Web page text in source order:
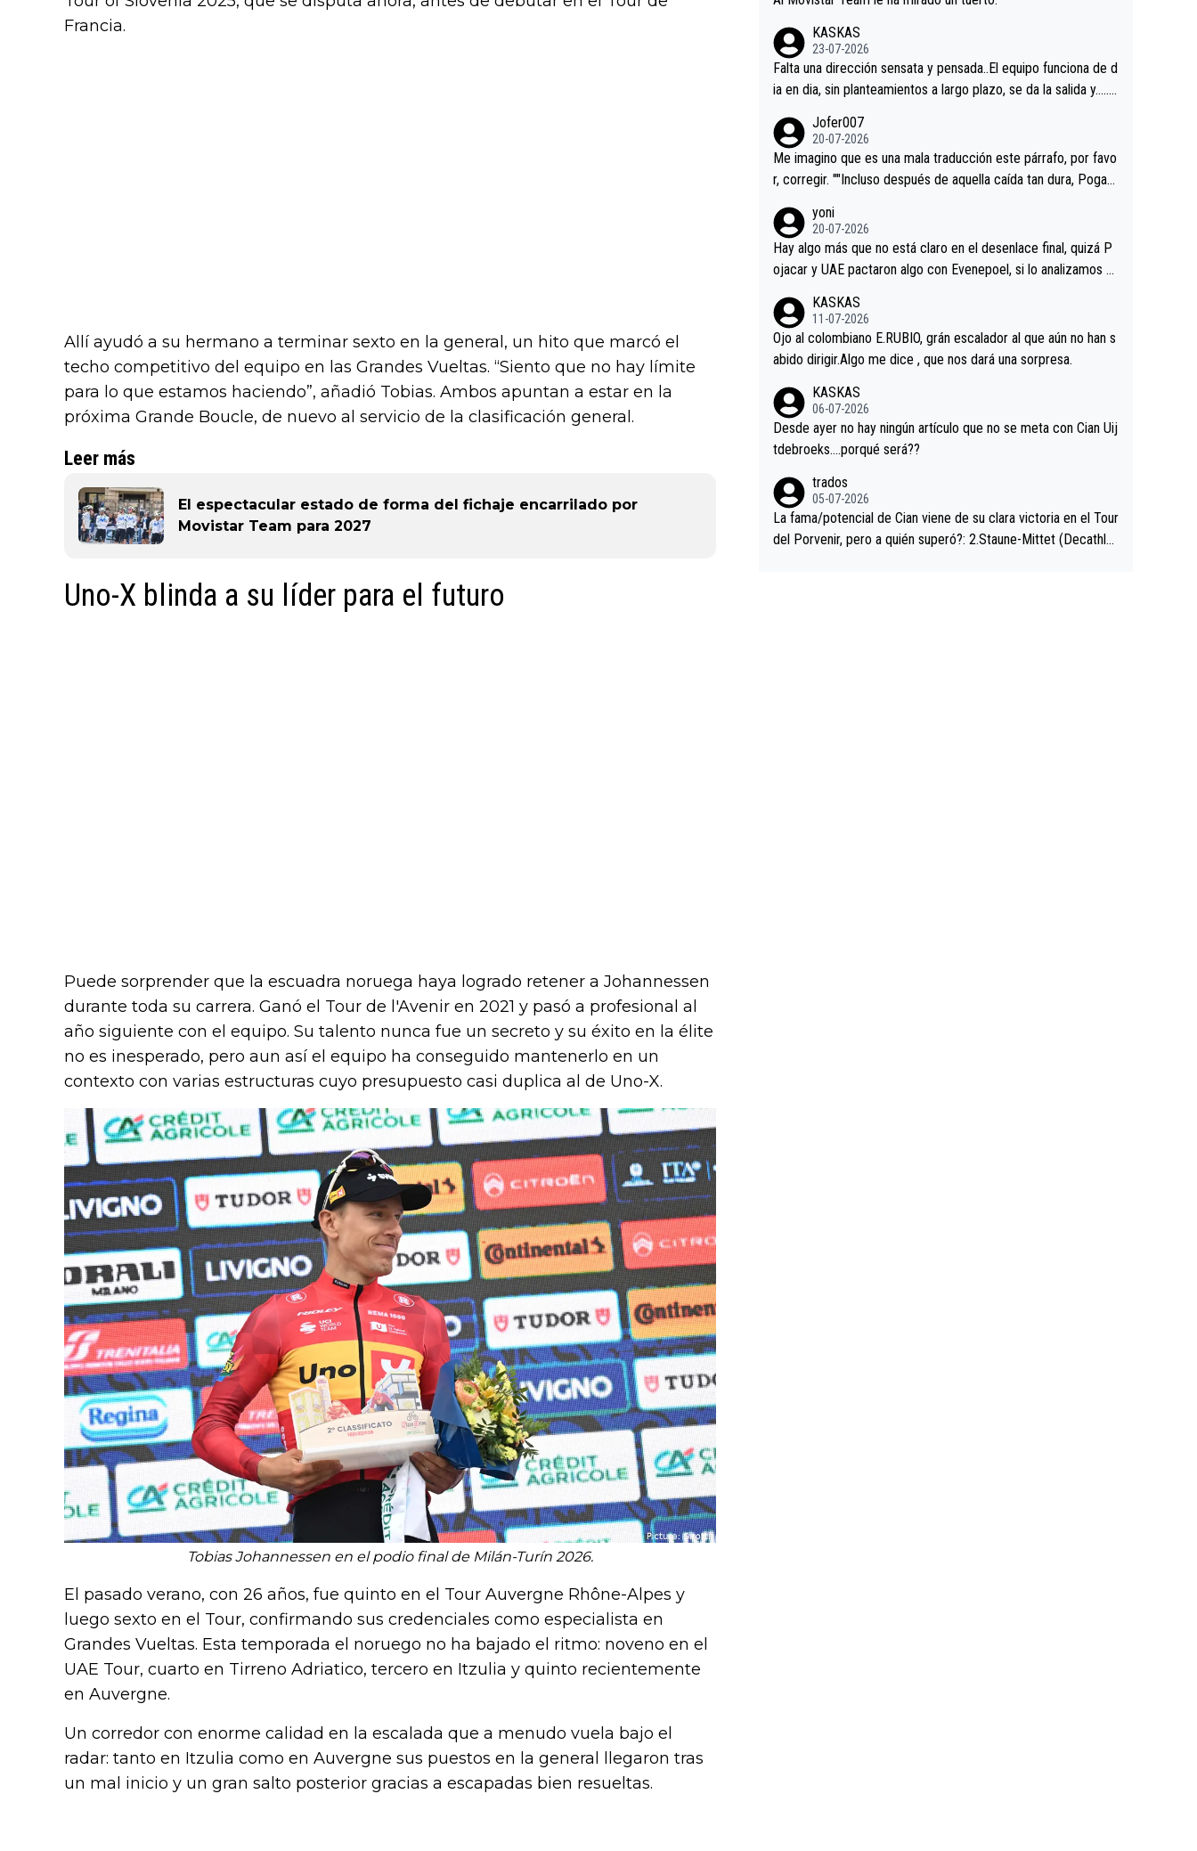
Francia.
Allí ayudó a su hermano a terminar sexto en la general, un hito que marcó el
techo competitivo del equipo en las Grandes Vueltas. “Siento que no hay límite
para lo que estamos haciendo”, añadió Tobias. Ambos apuntan a estar en la
próxima Grande Boucle, de nuevo al servicio de la clasificación general.
Leer más
El espectacular estado de forma del fichaje encarrilado por
Movistar Team para 2027
Uno-X blinda a su líder para el futuro
Puede sorprender que la escuadra noruega haya logrado retener a Johannessen
durante toda su carrera. Ganó el Tour de l'Avenir en 2021 y pasó a profesional al
año siguiente con el equipo. Su talento nunca fue un secreto y su éxito en la élite
no es inesperado, pero aun así el equipo ha conseguido mantenerlo en un
contexto con varias estructuras cuyo presupuesto casi duplica al de Uno-X.
Tobias Johannessen en el podio final de Milán-Turín 2026.
El pasado verano, con 26 años, fue quinto en el Tour Auvergne Rhône-Alpes y
luego sexto en el Tour, confirmando sus credenciales como especialista en
Grandes Vueltas. Esta temporada el noruego no ha bajado el ritmo: noveno en el
UAE Tour, cuarto en Tirreno Adriatico, tercero en Itzulia y quinto recientemente
en Auvergne.
Un corredor con enorme calidad en la escalada que a menudo vuela bajo el
radar: tanto en Itzulia como en Auvergne sus puestos en la general llegaron tras
un mal inicio y un gran salto posterior gracias a escapadas bien resueltas.
KASKAS
23-07-2026
Falta una dirección sensata y pensada..El equipo funciona de d
ia en dia, sin planteamientos a largo plazo, se da la salida y…..v
a, Minguez, Velez etc etc.Me da pena vivir estos momentos t
an tristes sin victorias.
Jofer007
20-07-2026
Me imagino que es una mala traducción este párrafo, por favo
r, corregir. ""Incluso después de aquella caída tan dura, Pogac
rd permaneció pegado a su rueda. Parecía increíble la forma
en la que era capaz de controlar el miedo", recordó."
yoni
20-07-2026
Hay algo más que no está claro en el desenlace final, quizá P
ojacar y UAE pactaron algo con Evenepoel, si lo analizamos P
casi sin pedalear, luego está el saludo con Evenepoel dándose
la mano de una manera muy fraternal, más allá de los típicos t
oques en el hombro con que saludaba a Vingegard. Ahí hubo u
o aprieta, a ver si por querer poner a Del Toro con calzador e
n posición de podio UAE y Pojacar se van complicar el tour.
KASKAS
11-07-2026
Ojo al colombiano E.RUBIO, grán escalador al que aún no han s
abido dirigir.Algo me dice , que nos dará una sorpresa.
KASKAS
06-07-2026
Desde ayer no hay ningún artículo que no se meta con Cian Uij
tdebroeks….porqué será??
trados
05-07-2026
La fama/potencial de Cian viene de su clara victoria en el Tour
del Porvenir, pero a quién superó?: 2.Staune-Mittet (Decathlo